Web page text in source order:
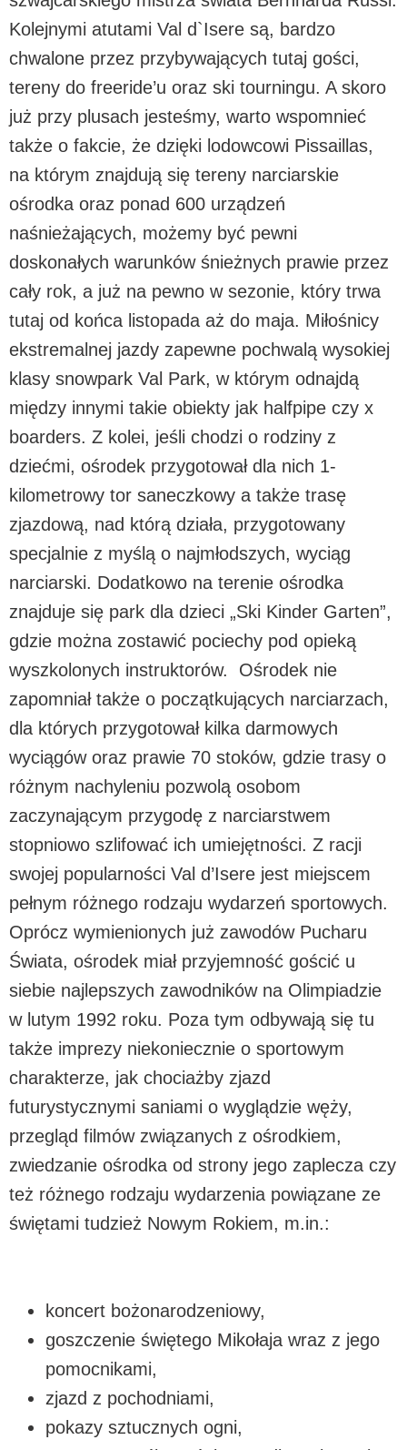
Kolejnymi atutami Val d`Isere są, bardzo
chwalone przez przybywających tutaj gości,
tereny do freeride’u oraz ski tourningu. A skoro
już przy plusach jesteśmy, warto wspomnieć
także o fakcie, że dzięki lodowcowi Pissaillas,
na którym znajdują się tereny narciarskie
ośrodka oraz ponad 600 urządzeń
naśnieżających, możemy być pewni
doskonałych warunków śnieżnych prawie przez
cały rok, a już na pewno w sezonie, który trwa
tutaj od końca listopada aż do maja. Miłośnicy
ekstremalnej jazdy zapewne pochwalą wysokiej
klasy snowpark Val Park, w którym odnajdą
między innymi takie obiekty jak halfpipe czy x
boarders. Z kolei, jeśli chodzi o rodziny z
dziećmi, ośrodek przygotował dla nich 1-
kilometrowy tor saneczkowy a także trasę
zjazdową, nad którą działa, przygotowany
specjalnie z myślą o najmłodszych, wyciąg
narciarski. Dodatkowo na terenie ośrodka
znajduje się park dla dzieci „Ski Kinder Garten”,
gdzie można zostawić pociechy pod opieką
wyszkolonych instruktorów. Ośrodek nie
zapomniał także o początkujących narciarzach,
dla których przygotował kilka darmowych
wyciągów oraz prawie 70 stoków, gdzie trasy o
różnym nachyleniu pozwolą osobom
zaczynającym przygodę z narciarstwem
stopniowo szlifować ich umiejętności. Z racji
swojej popularności Val d’Isere jest miejscem
pełnym różnego rodzaju wydarzeń sportowych.
Oprócz wymienionych już zawodów Pucharu
Świata, ośrodek miał przyjemność gościć u
siebie najlepszych zawodników na Olimpiadzie
w lutym 1992 roku. Poza tym odbywają się tu
także imprezy niekoniecznie o sportowym
charakterze, jak chociażby zjazd
futurystycznymi saniami o wyglądzie węży,
przegląd filmów związanych z ośrodkiem,
zwiedzanie ośrodka od strony jego zaplecza czy
też różnego rodzaju wydarzenia powiązane ze
świętami tudzież Nowym Rokiem, m.in.:
koncert bożonarodzeniowy,
goszczenie świętego Mikołaja wraz z jego
pomocnikami,
zjazd z pochodniami,
pokazy sztucznych ogni,